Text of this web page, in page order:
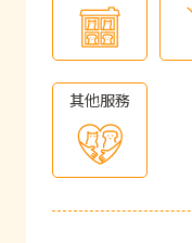
其他服務